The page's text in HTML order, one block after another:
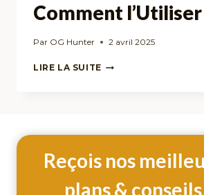
Comment l’Utiliser
Par OG Hunter 2 avril 2025
LIRE LA SUITECBD
QUELS
BIENFAITS
Reçois nos
plans &